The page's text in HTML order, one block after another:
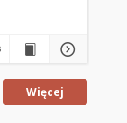
Więcej